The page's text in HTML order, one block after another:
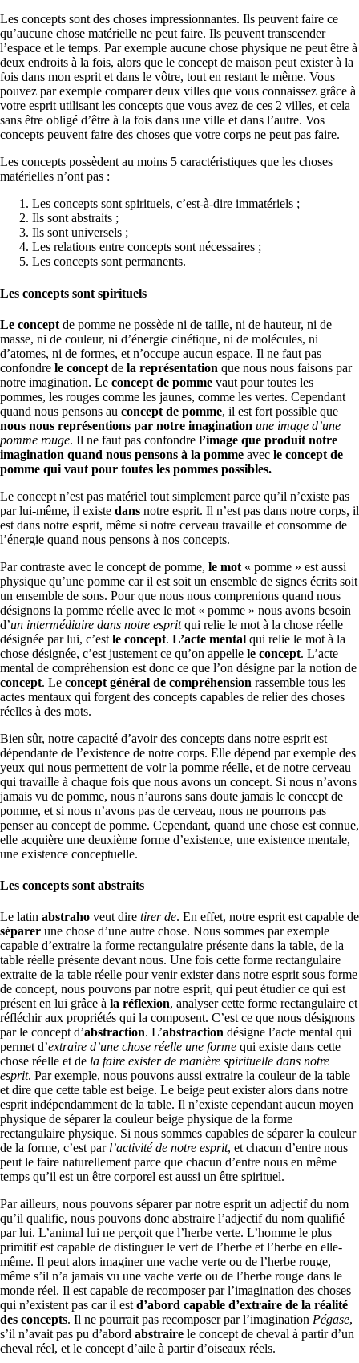
Les concepts sont des choses impressionnantes. Ils peuvent faire ce
qu’aucune chose matérielle ne peut faire. Ils peuvent transcender
l’espace et le temps. Par exemple aucune chose physique ne peut être à
deux endroits à la fois, alors que le concept de maison peut exister à la
fois dans mon esprit et dans le vôtre, tout en restant le même. Vous
pouvez par exemple comparer deux villes que vous connaissez grâce à
votre esprit utilisant les concepts que vous avez de ces 2 villes, et cela
sans être obligé d’être à la fois dans une ville et dans l’autre. Vos
concepts peuvent faire des choses que votre corps ne peut pas faire.
Les concepts possèdent au moins 5 caractéristiques que les choses
matérielles n’ont pas :
Les concepts sont spirituels, c’est-à-dire immatériels ;
Ils sont abstraits ;
Ils sont universels ;
Les relations entre concepts sont nécessaires ;
Les concepts sont permanents.
Les concepts sont spirituels
Le concept de pomme ne possède ni de taille, ni de hauteur, ni de
masse, ni de couleur, ni d’énergie cinétique, ni de molécules, ni
d’atomes, ni de formes, et n’occupe aucun espace. Il ne faut pas
confondre le concept de la représentation que nous nous faisons par
notre imagination. Le concept de pomme vaut pour toutes les
pommes, les rouges comme les jaunes, comme les vertes. Cependant
quand nous pensons au concept de pomme, il est fort possible que
nous nous représentions par notre imagination une image d’une
pomme rouge. Il ne faut pas confondre l’image que produit notre
imagination quand nous pensons à la pomme avec le concept de
pomme qui vaut pour toutes les pommes possibles.
Le concept n’est pas matériel tout simplement parce qu’il n’existe pas
par lui-même, il existe dans notre esprit. Il n’est pas dans notre corps, il
est dans notre esprit, même si notre cerveau travaille et consomme de
l’énergie quand nous pensons à nos concepts.
Par contraste avec le concept de pomme, le mot « pomme » est aussi
physique qu’une pomme car il est soit un ensemble de signes écrits soit
un ensemble de sons. Pour que nous nous comprenions quand nous
désignons la pomme réelle avec le mot « pomme » nous avons besoin
d’un intermédiaire dans notre espritqui relie le mot à la chose réelle
désignée par lui, c’est le concept. L’acte mental qui relie le mot à la
chose désignée, c’est justement ce qu’on appelle le concept. L’acte
mental de compréhension est donc ce que l’on désigne par la notion de
concept. Le concept général de compréhension rassemble tous les
actes mentaux qui forgent des concepts capables de relier des choses
réelles à des mots.
Bien sûr, notre capacité d’avoir des concepts dans notre esprit est
dépendante de l’existence de notre corps. Elle dépend par exemple des
yeux qui nous permettent de voir la pomme réelle, et de notre cerveau
qui travaille à chaque fois que nous avons un concept. Si nous n’avons
jamais vu de pomme, nous n’aurons sans doute jamais le concept de
pomme, et si nous n’avons pas de cerveau, nous ne pourrons pas
penser au concept de pomme. Cependant, quand une chose est connue,
elle acquière une deuxième forme d’existence, une existence mentale,
une existence conceptuelle.
Les concepts sont abstraits
Le latin abstraho veut dire tirer de. En effet, notre esprit est capable de
séparer une chose d’une autre chose. Nous sommes par exemple
capable d’extraire la forme rectangulaire présente dans la table, de la
table réelle présente devant nous. Une fois cette forme rectangulaire
extraite de la table réelle pour venir exister dans notre esprit sous forme
de concept, nous pouvons par notre esprit, qui peut étudier ce qui est
présent en lui grâce à la réflexion, analyser cette forme rectangulaire et
réfléchir aux propriétés qui la composent. C’est ce que nous désignons
par le concept d’abstraction. L’abstraction désigne l’acte mental qui
permet d’extraire d’une chose réelle une forme qui existe dans cette
chose réelle et de la faire exister de manière spirituelle dans notre
esprit. Par exemple, nous pouvons aussi extraire la couleur de la table
et dire que cette table est beige. Le beige peut exister alors dans notre
esprit indépendamment de la table. Il n’existe cependant aucun moyen
physique de séparer la couleur beige physique de la forme
rectangulaire physique. Si nous sommes capables de séparer la couleur
de la forme, c’est par l’activité de notre esprit, et chacun d’entre nous
peut le faire naturellement parce que chacun d’entre nous en même
temps qu’il est un être corporel est aussi un être spirituel.
Par ailleurs, nous pouvons séparer par notre esprit un adjectif du nom
qu’il qualifie, nous pouvons donc abstraire l’adjectif du nom qualifié
par lui. L’animal lui ne perçoit que l’herbe verte. L’homme le plus
primitif est capable de distinguer le vert de l’herbe et l’herbe en elle-
même. Il peut alors imaginer une vache verte ou de l’herbe rouge,
même s’il n’a jamais vu une vache verte ou de l’herbe rouge dans le
monde réel. Il est capable de recomposer par l’imagination des choses
qui n’existent pas car il estd’abord capable d’extraire de la réalité
des concepts. Il ne pourrait pas recomposer par l’imagination Pégase,
s’il n’avait pas pu d’abord abstraire le concept de cheval à partir d’un
cheval réel, et le concept d’aile à partir d’oiseaux réels.